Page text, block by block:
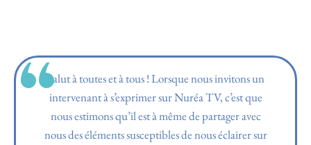
Salut à toutes et à tous ! Lorsque nous invitons un
intervenant à s’exprimer sur Nuréa TV, c’est que
nous estimons qu’il est à même de partager avec
nous des éléments susceptibles de nous éclairer sur